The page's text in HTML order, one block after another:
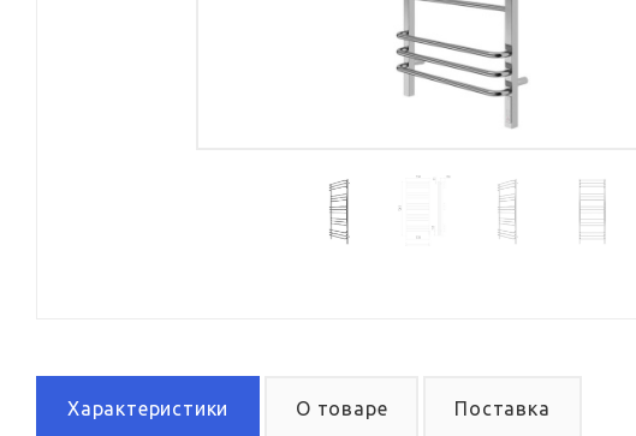
Характеристики О товаре Поставка